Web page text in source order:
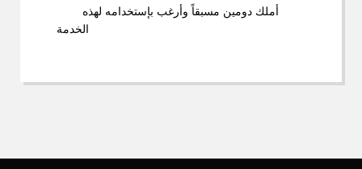
أملك دومين مسبقاً وأرغب بإستخدامه لهذه
الخدمة